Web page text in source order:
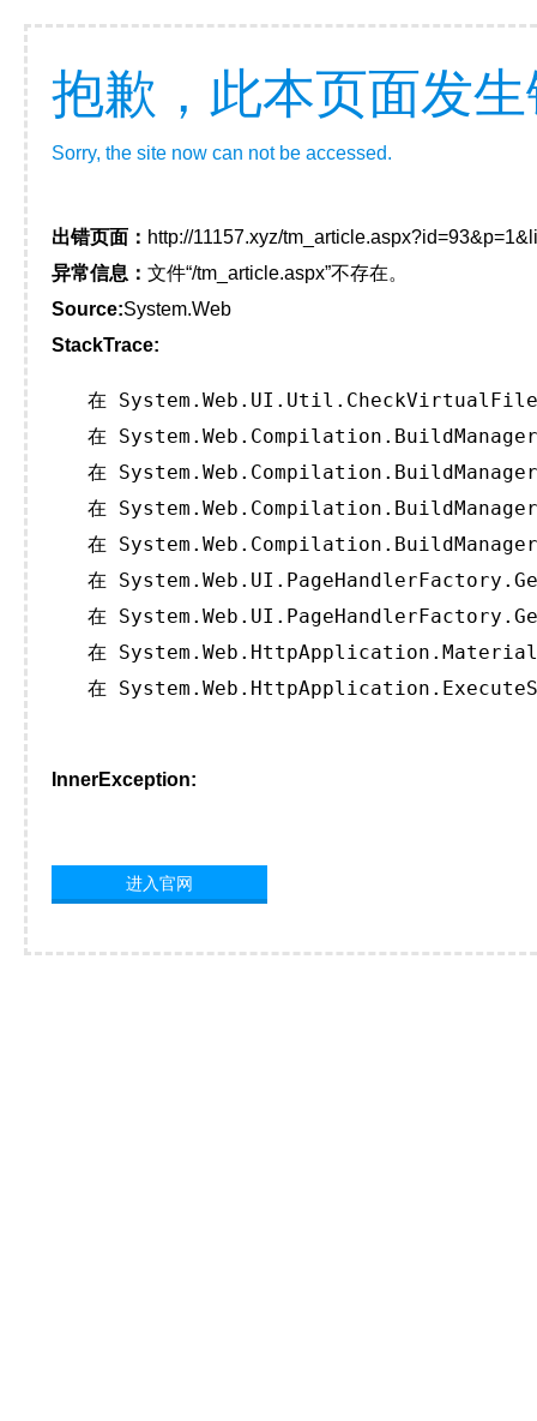
抱歉，此本页面发
Sorry, the site now can not be accessed.
出错页面： http://11157.xyz/
异常信息： 文件“/tm_article.aspx”不存在。
Source:System.Web
StackTrace:
在
在
在
在
在
在
在
在
在
InnerException:
进入官网